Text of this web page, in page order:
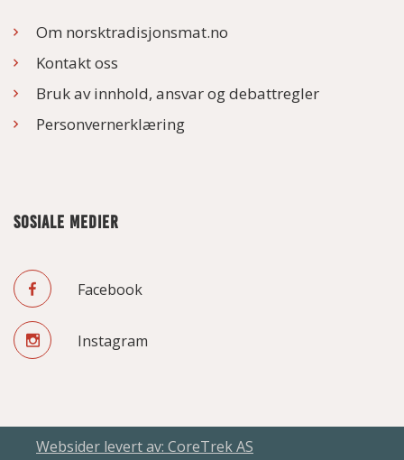
Om norsktradisjonsmat.no
Kontakt oss
Bruk av innhold, ansvar og debattregler
Personvernerklæring
SOSIALE MEDIER
Facebook
Instagram
Websider levert av: CoreTrek AS